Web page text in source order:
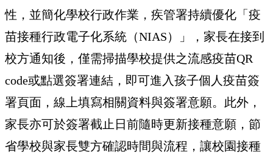
性，並簡化學校行政作業，疾管署持續優化「疫
苗接種行政電子化系統（NIAS）」，家長在接到
校方通知後，僅需掃描學校提供之流感疫苗QR
code或點選簽署連結，即可進入孩子個人疫苗簽
署頁面，線上填寫相關資料與簽署意願。此外，
家長亦可於簽署截止日前隨時更新接種意願，節
省學校與家長雙方確認時間與流程，讓校園接種